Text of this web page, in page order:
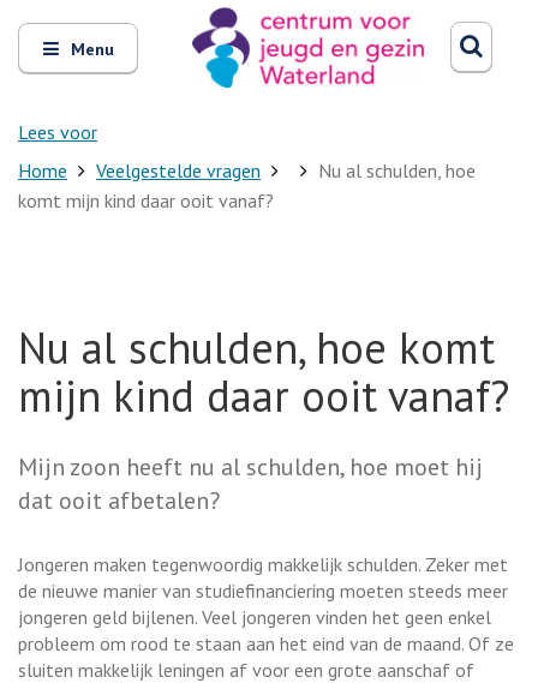
Open
en
sluit
Menu
Lees voor
Zoeken
Home Veelgestelde vragen
Nu al schulden, hoe
komt mijn kind daar ooit vanaf?
Nu al schulden, hoe komt
mijn kind daar ooit vanaf?
Mijn zoon heeft nu al schulden, hoe moet hij
dat ooit afbetalen?
Jongeren maken tegenwoordig makkelijk schulden. Zeker met
de nieuwe manier van studiefinanciering moeten steeds meer
jongeren geld bijlenen. Veel jongeren vinden het geen enkel
probleem om rood te staan aan het eind van de maand. Of ze
sluiten makkelijk leningen af voor een grote aanschaf of